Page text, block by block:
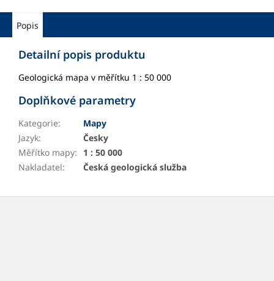
Popis
Detailní popis produktu
Geologická mapa v měřítku 1 : 50 000
Doplňkové parametry
Kategorie:
Mapy
Jazyk:
Česky
Měřítko mapy:
1 : 50 000
Nakladatel: Česká geologická služba
Z